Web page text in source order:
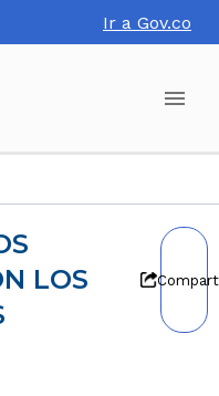
Ir a Gov.co
LOS